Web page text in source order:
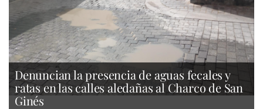
Denuncian la presencia de aguas fecales y
ratas en las calles aledañas al Charco de San
Ginés